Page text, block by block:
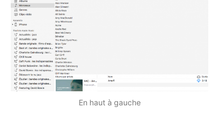
En haut à gauche